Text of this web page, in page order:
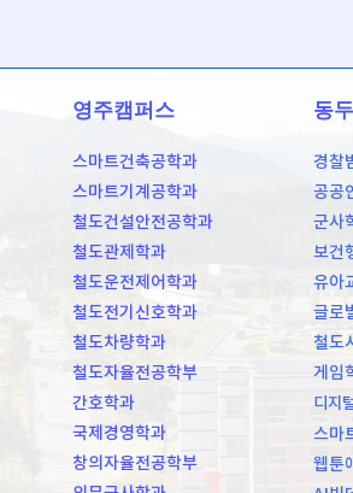
영주캠퍼스
스마트건축공학과
스마트기계공학과
철도건설안전공학과
철도관제학과
철도운전제어학과
철도전기신호학과
철도차량학과
철도자율전공학부
간호학과
국제경영학과
창의자율전공학부
동
경찰
공공
군사
보건
유아
글로
철도
게임
디지
스마
웹툰